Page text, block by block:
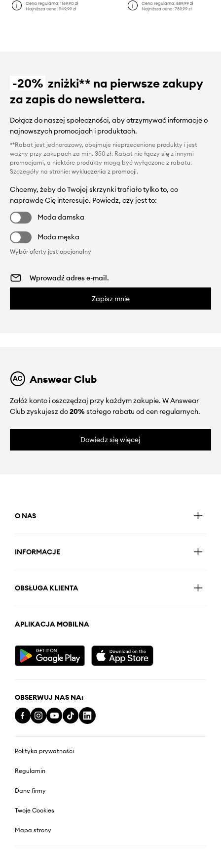
Cena regularna:1169,90 zł
Najniższa cena:949,99 zł
Cena regularna: 889,99 zł
Najniższa cena: 789,99 zł
-20% zniżki** na pierwsze zakupy
za zapis do newslettera.
Dołącz do naszej społeczności, aby otrzymywać informacje o
najnowszych promocjach i produktach.
**Rabat jest jednorazowy, obejmuje nieprzecenione produkty i jest
ważny przy zakupach za min. 350 zł. Rabat nie łączy się z innymi
promocjami, a niektóre produkty mogą być wyłączone z rabatu.
Szczegóły na stronie: wykluczenia z promocji.
Chcemy, żeby do Twojej skrzynki trafiało tylko to, co
naprawdę Cię interesuje. Powiedz, czy jest to:
Moda damska
Moda męska
Wybór oferty jest opcjonalny
Zapisz mnie
Answear Club
Załóż konto i oszczędzaj przy każdym zakupie. W Answear
Club zyskujesz do20%stałego rabatu od cen regularnych.
Dowiedz się więcej
O NAS
INFORMACJE
OBSŁUGA KLIENTA
APLIKACJA MOBILNA
OBSERWUJ NAS NA:
Polityka prywatności
Regulamin
Dane firmy
Twoje Cookies
Mapa strony